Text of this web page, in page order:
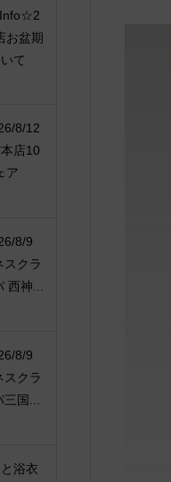
お盆期
て
8/12
店10
ア
8/9
スクラ
西神...
8/9
スクラ
国...
浴衣